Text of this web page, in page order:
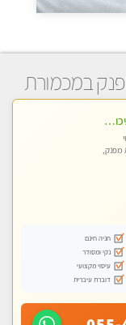
במכמורת
נתניה-מעסה צעירה איכותית וקלאסית מזמינה אותך לעיסוי נעים מפנק ומרגיע . . . ללא מין ! highly recommended..new in the city
מפנק,
חניה חינם
נקי ומסודר
עיסוי מקצועי
דוברת עיברית